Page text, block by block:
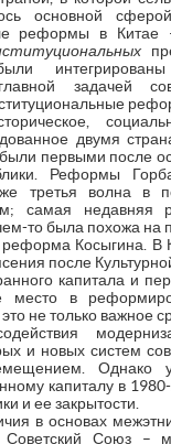
основной
реформы в Китае
задачей
двумя
первыми после
Реформы
третья волна в
самая
то была похожа на
реформа Косыгина. В
после
капитала и
место в
это не только важное
и новых систем
капиталу в
и ее закрытости.
в основах
Союз –